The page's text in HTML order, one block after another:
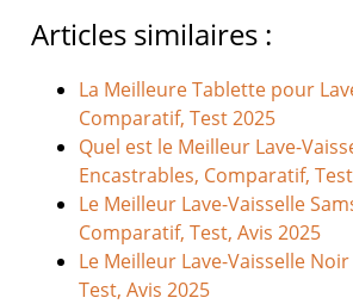
Articles similaires :
La Meilleure Tablette pour
Comparatif, Test 2025
Quel est le Meilleur Lave-
Encastrables, Comparatif,
Le Meilleur Lave-Vaisselle
Comparatif, Test, Avis 2025
Le Meilleur Lave-Vaisselle
Test, Avis 2025